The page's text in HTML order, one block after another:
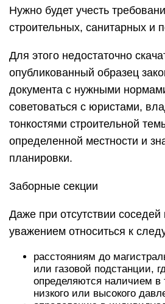
Нужно будет учесть
строительных, санитарных и
Для этого недостаточно
опубликованный образец
документа с нужными
советоваться с юристами,
тонкостями строительной
определенной местности и
планировки.
Заборные секции
Даже при отсутствии соседей
уважением относиться к
расстояниям до
или газовой подстанции,
определяются наличием в
низкого или высокого